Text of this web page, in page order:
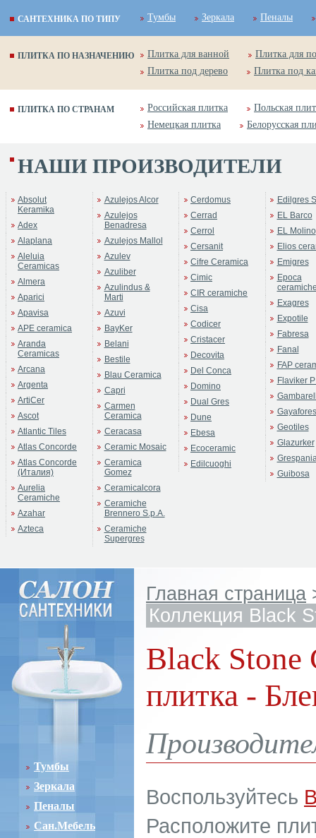
САНТЕХНИКА ПО ТИПУ Тумбы Зеркала Пеналы
ПЛИТКА ПО НАЗНАЧЕНИЮ Плитка для ванной
Плитка для
Плитка под дерево
Плитка под
ПЛИТКА ПО СТРАНАМ Российская плитка
Польская
Немецкая плитка
Белорусская
НАШИ ПРОИЗВОДИТЕЛИ
Absolut
Keramika
Adex
Alaplana
Aleluia
Ceramicas
Almera
Aparici
Apavisa
APE ceramica
Aranda
Ceramicas
Arcana
Argenta
ArtiCer
Ascot
Atlantic Tiles
Atlas Concorde
Atlas Concorde
(Италия)
Aurelia
Ceramiche
Azahar
Azteca
Azulejos Alcor
Azulejos
Benadresa
Azulejos Mallol
Azulev
Azuliber
Azulindus &
Marti
Azuvi
BayKer
Belani
Bestile
Blau Ceramica
Capri
Carmen
Ceramica
Ceracasa
Ceramic Mosaic
Ceramica
Gomez
Ceramicalcora
Ceramiche
Brennero S.p.A.
Ceramiche
Supergres
Cerdomus
Cerrad
Cerrol
Cersanit
Cifre Ceramica
Cimic
CIR ceramiche
Cisa
Codicer
Cristacer
Decovita
Del Conca
Domino
Dual Gres
Dune
Ebesa
Ecoceramic
Edilcuoghi
Edilgres
EL Barco
EL Molino
Elios
Emigres
Epoca
Exagres
Expotile
Fabresa
Fanal
FAP
Flaviker
Gayafores
Geotiles
Glazurker
Guibosa
Тумбы
Зеркала
Пеналы
Сан.Мебель
Главная страница
Коллекция Black
Black Stone
плитка -
Воспользуйтесь
Расположите